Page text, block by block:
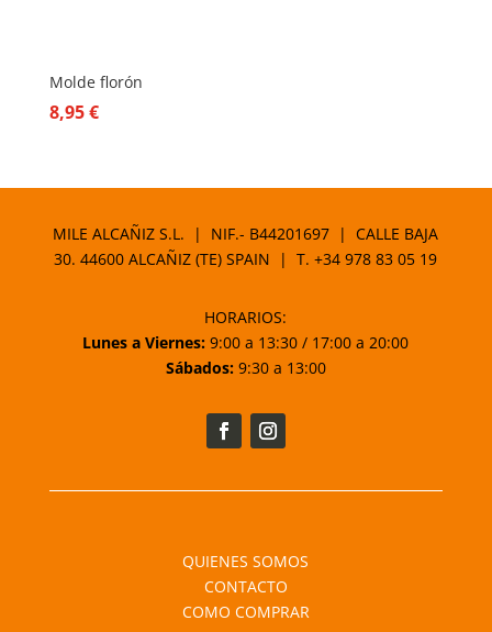
Molde florón
8,95€
MILE ALCAÑIZ S.L. | NIF.- B44201697 | CALLE BAJA
30. 44600 ALCAÑIZ (TE) SPAIN | T.+34 978 83 05 19
HORARIOS:
Lunes a Viernes: 9:00 a 13:30 / 17:00 a 20:00
Sábados:9:30 a 13:00
QUIENES SOMOS
CONTACTO
COMO COMPRAR